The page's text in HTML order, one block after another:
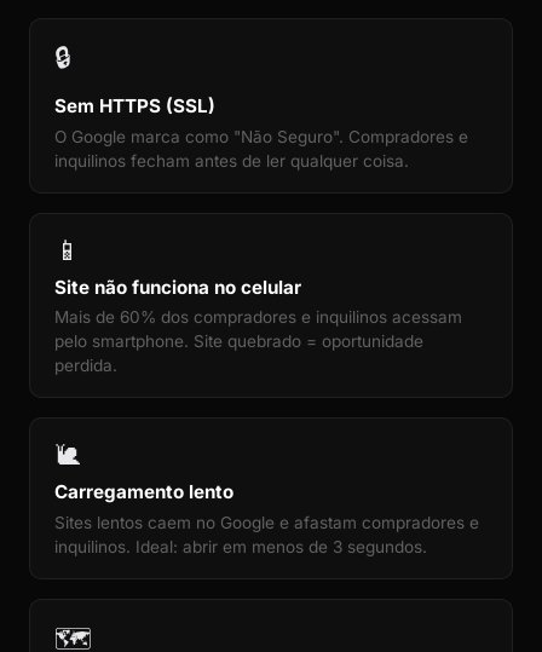
🔒
Sem HTTPS (SSL)
O Google marca como "Não Seguro". Compradores e
inquilinos fecham antes de ler qualquer coisa.
📱
Site não funciona no celular
Mais de 60% dos compradores e inquilinos acessam
pelo smartphone. Site quebrado = oportunidade
perdida.
🐌
Carregamento lento
Sites lentos caem no Google e afastam compradores e
inquilinos. Ideal: abrir em menos de 3 segundos.
🗺️